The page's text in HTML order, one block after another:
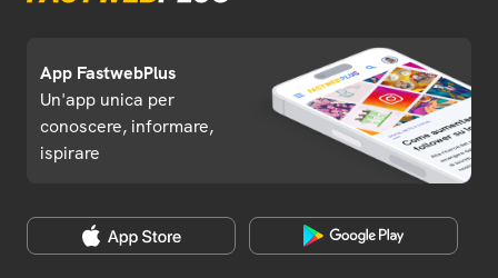
App FastwebPlus
Un'app unica per
conoscere, informare,
ispirare